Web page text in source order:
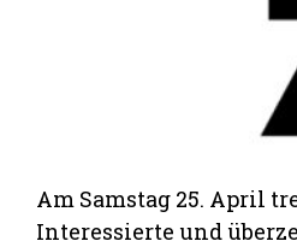
Am Samstag 25. April
Interessierte und